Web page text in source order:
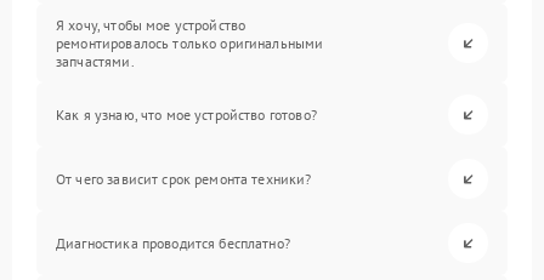
Я хочу, чтобы мое устройство
ремонтировалось только оригинальными
запчастями.
Как я узнаю, что мое устройство готово?
От чего зависит срок ремонта техники?
Диагностика проводится бесплатно?